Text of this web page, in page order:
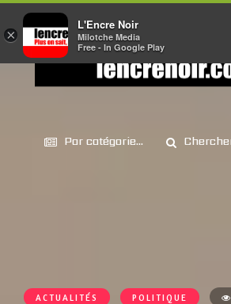
Par catégorie...
ACTUALITÉS POLITIQUE
×
L'Encre Noir
Milotche Media
Free - In Google Play